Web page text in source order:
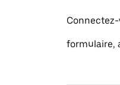
formulaire,